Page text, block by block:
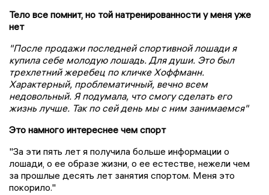
Тело все помнит, но той натренированности у меня уже
нет
"После продажи последней спортивной лошади я
купила себе молодую лошадь. Для души. Это был
трехлетний жеребец по кличке Хоффманн.
Характерный, проблематичный, вечно всем
недовольный. Я подумала, что смогу сделать его
жизнь лучше. Так по сей день мы с ним занимаемся"
Это намного интереснее чем спорт
"За эти пять лет я получила больше информации о
лошади, о ее образе жизни, о ее естестве, нежели чем
за прошлые десять лет занятия спортом. Меня это
покорило."